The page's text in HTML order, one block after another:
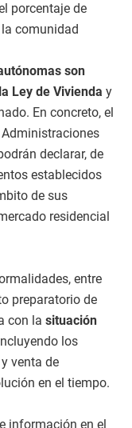
porcentaje de
comunidad
son
Ley de Vivienda y
En concreto, el
declarar, de
establecidos
de sus
residencial
entre
preparatorio de
con la situación
los
venta de
en el tiempo.
información en el